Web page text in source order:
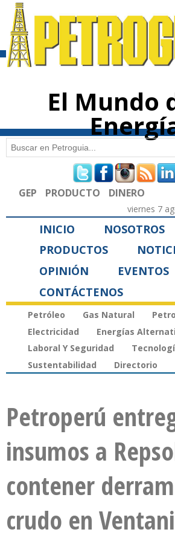
contenido
El Mundo
Formulario de
Buscar
GEP PRODUCTO DINERO
viernes 7
INICIO NOSOTROS
PRODUCTOS
OPINIÓN
EVENTOS
CONTÁCTENOS
Petróleo Gas Natural
Electricidad
Energías
Laboral Y Seguridad
Sustentabilidad
Directorio
Petroperú
insumos a
contener
crudo en